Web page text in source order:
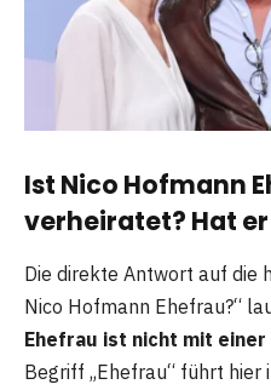
Ist Nico Hofmann
verheiratet? Hat
Die direkte Antwort auf die
Nico Hofmann Ehefrau?“
Ehefrau ist nicht mit
Begriff „Ehefrau“ führt hier